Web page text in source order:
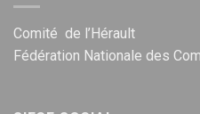
Comité de l’Hérault
Fédération Nationale des